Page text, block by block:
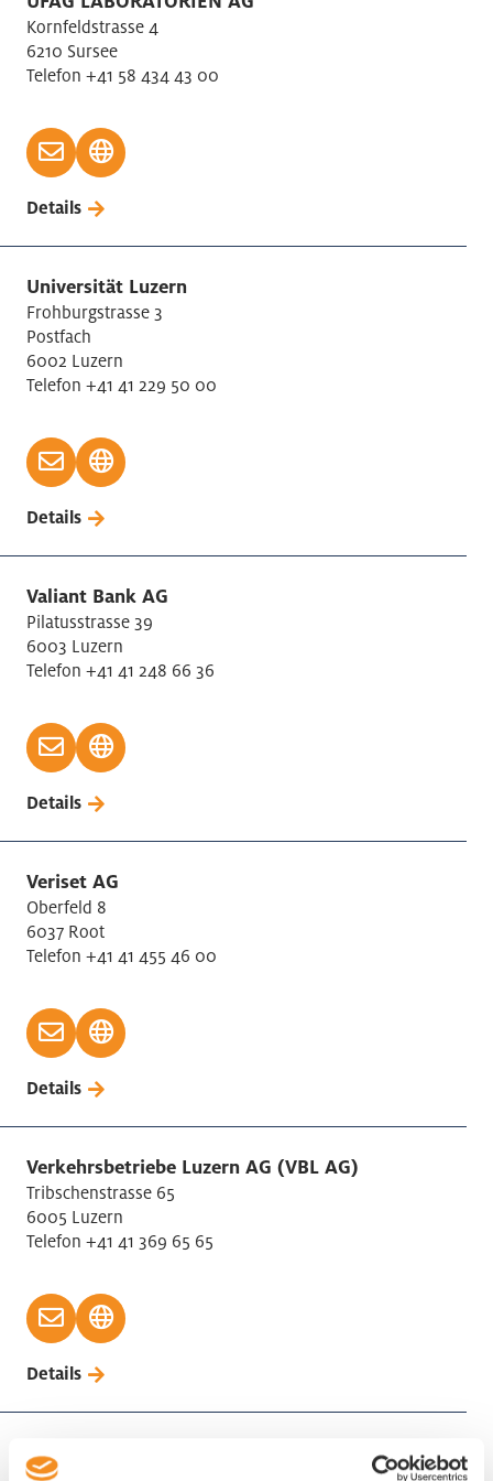
Herstellung von sonstigen Waren
Holdinggesellschaft
Holzverarbeitung
Immobilienbranche
Informationsdienstleistungen
Kultur und Unterhaltung
Lagerei / Verkehrsdienstleistungen
Landwirtschaft
Lebensmittelindustrie
Luft-, Raumfahrzeug-, Bootsbau
Luftfahrt: Personen-/Güterbeförderung
Maschinen-/-Elektro-/Metallindustrie
Maschinenbau
Metall Erzeugung/Bearbeitung
Metallerzeugnisse Herstellung
Möbelherstellung
Öffentliche Verwaltung
Papier Herstellung
Post-/Kurierdienst
Rechtsberatung
Sicherheitsdienstleistungen
Tabakverarbeitung
Telekommunikation
Textilien Herstellung
Verkehr und Logistik
Vermietung bewegliche Sachen
Versicherungen
Kornfeldstrasse 4
6210 Sursee
Telefon +41 58 434 43 00
Details
Universität Luzern
Frohburgstrasse 3
Postfach
6002 Luzern
Telefon +41 41 229 50 00
Details
Valiant Bank AG
Pilatusstrasse 39
6003 Luzern
Telefon +41 41 248 66 36
Details
Veriset AG
Oberfeld 8
6037 Root
Telefon +41 41 455 46 00
Details
Verkehrsbetriebe Luzern AG (VBL AG)
Tribschenstrasse 65
6005 Luzern
Telefon +41 41 369 65 65
Details
Verkehrshaus der Schweiz